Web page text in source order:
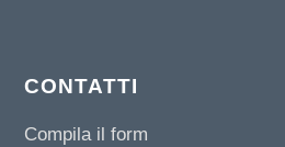
CONTATTI
Compila il form